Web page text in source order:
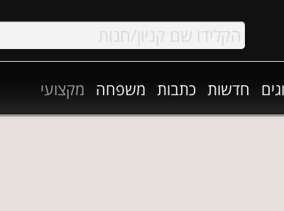
חדשות כתבות משפחה מקצועי